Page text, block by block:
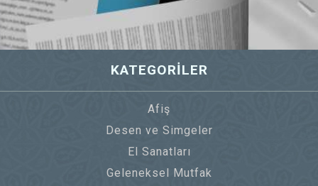
KATEGORİLER
Afiş
Desen ve Simgeler
El Sanatları
Geleneksel Mutfak